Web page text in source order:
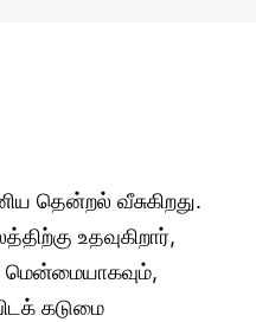
தென்றல் வீசுகிறது.
உதவுகிறார்,
கடுமை